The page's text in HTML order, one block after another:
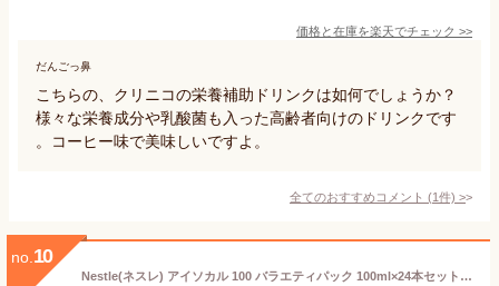
価格と在庫を楽天でチェック >>
だんごっ鼻
こちらの、クリニコの栄養補助ドリンクは如何でしょうか？
様々な栄養成分や乳酸菌も入った高齢者向けのドリンクです
。コーヒー味で美味しいですよ。
全てのおすすめコメント (1件) >
no. 10
Nestle(ネスレ) アイソカル 100 バラエティパック 100ml×24本セット（8種×各3本セット） コンパクト栄養食 (高カロリー たんぱく質 栄養バランス) 栄養補助食品 栄養ドリンク